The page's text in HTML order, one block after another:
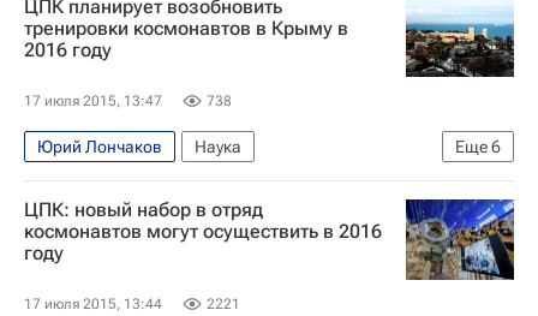
Центр подготовки космонавтов
ЦПК планирует возобновить
тренировки космонавтов в Крыму в
2016 году
17 июля 2015, 13:47 738
Еще6
Юрий Лончаков
Наука
Космос - РИА Наука
Республика Крым
Европа
Весь мир
Центр подготовки космонавтов
ЦПК: новый набор в отряд
космонавтов могут осуществить в 2016
году
17 июля 2015, 13:44 2221